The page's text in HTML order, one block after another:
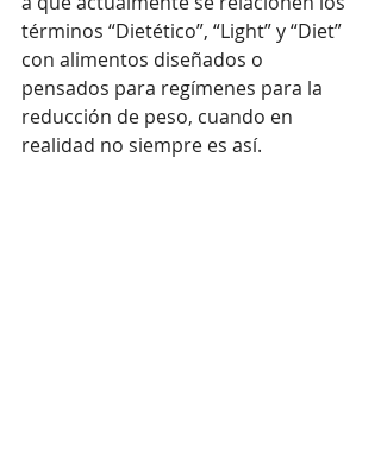
términos “Dietético”, “Light” y “Diet”
con alimentos diseñados o
pensados para regímenes para la
reducción de peso, cuando en
realidad no siempre es así.